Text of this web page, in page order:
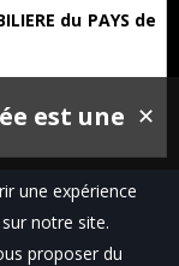
du PAYS de
✕
est une
une expérience
notre site.
proposer du